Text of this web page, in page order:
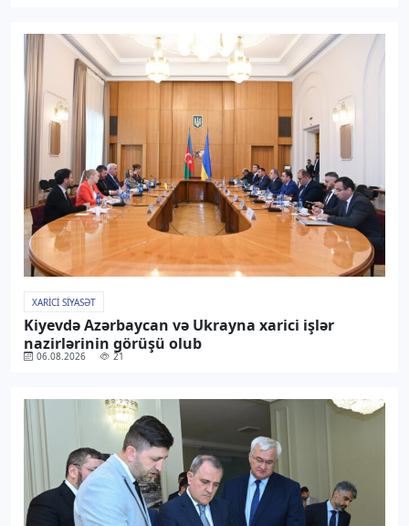
XARICI SIYASƏT
Kiyevdə Azərbaycan və Ukrayna xarici işlər
nazirlərinin görüşü olub
06.08.2026 21